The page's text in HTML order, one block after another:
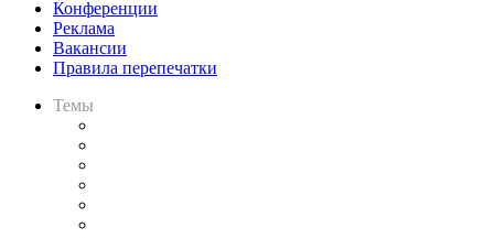
Конференции
Реклама
Вакансии
Правила перепечатки
Темы